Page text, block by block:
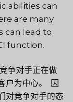
abilities can
are many
can lead to
function.
争对手正在做
为中心。
因
对竞争对手的态